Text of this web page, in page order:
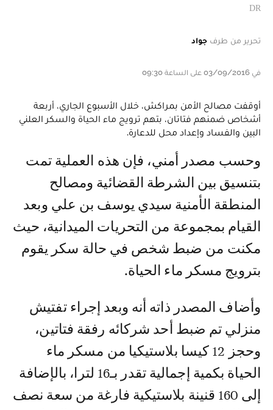
DR
تحرير من طرف جواد
في 03/09/2016 على الساعة 09:30
أوقفت مصالح الأمن بمراكش، خلال الأسبوع الجاري، أربعة
أشخاص ضمنهم فتاتان، بتهم ترويج ماء الحياة والسكر العلني
البين والفساد وإعداد محل للدعارة.
وحسب مصدر أمني، فإن هذه العملية تمت
بتنسيق بين الشرطة القضائية ومصالح
المنطقة الأمنية سيدي يوسف بن علي وبعد
القيام بمجموعة من التحريات الميدانية، حيث
مكنت من ضبط شخص في حالة سكر يقوم
بترويج مسكر ماء الحياة.
وأضاف المصدر ذاته أنه وبعد إجراء تفتيش
منزلي تم ضبط أحد شركائه رفقة فتاتين،
وحجز 12 كيسا بلاستيكيا من مسكر ماء
الحياة بكمية إجمالية تقدر بـ16 لترا، بالإضافة
إلى 160 قنينة بلاستيكية فارغة من سعة نصف